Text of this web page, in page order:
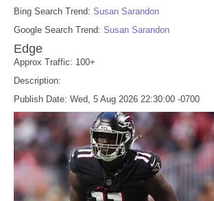
Bing Search Trend: Susan Sarandon
Google Search Trend: Susan Sarandon
Edge
Approx Traffic: 100+
Description:
Publish Date: Wed, 5 Aug 2026 22:30:00 -0700